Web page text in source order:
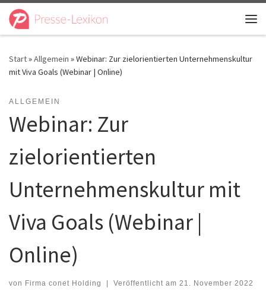
Zum Inhalt springen
Start»Allgemein »Webinar: Zur zielorientierten Unternehmenskultur
mit Viva Goals (Webinar | Online)
ALLGEMEIN
Webinar: Zur
zielorientierten
Unternehmenskultur mit
Viva Goals (Webinar |
Online)
von Firma conet Holding | Veröffentlicht am 21. November 2022